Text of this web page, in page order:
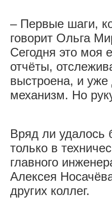
– Первые шаги,
говорит Ольга
Сегодня это моя
отчёты,
выстроена, и уже
механизм. Но
Вряд ли удалось
только в
главного
Алексея
других коллег.